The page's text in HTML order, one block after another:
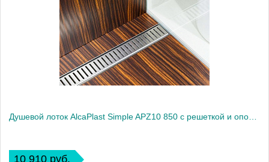
10 910 руб.